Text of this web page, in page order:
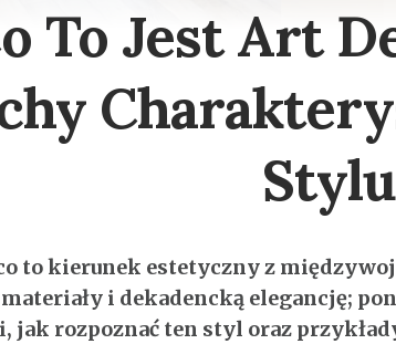
To Jest Art
Stylu
to kierunek estetyczny z
i dekadencką elegancję;
jak rozpoznać ten styl oraz